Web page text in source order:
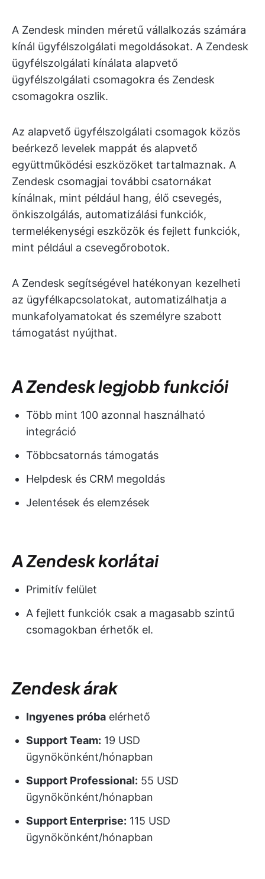
A Zendesk minden méretű vállalkozás számára
kínál ügyfélszolgálati megoldásokat. A Zendesk
ügyfélszolgálati kínálata alapvető
ügyfélszolgálati csomagokra és Zendesk
csomagokra oszlik.
Az alapvető ügyfélszolgálati csomagok közös
beérkező levelek mappát és alapvető
együttműködési eszközöket tartalmaznak. A
Zendesk csomagjai további csatornákat
kínálnak, mint például hang, élő csevegés,
önkiszolgálás, automatizálási funkciók,
termelékenységi eszközök és fejlett funkciók,
mint például a csevegőrobotok.
A Zendesk segítségével hatékonyan kezelheti
az ügyfélkapcsolatokat, automatizálhatja a
munkafolyamatokat és személyre szabott
támogatást nyújthat.
A Zendesk legjobb funkciói
Több mint 100 azonnal használható
integráció
Többcsatornás támogatás
Helpdesk és CRM megoldás
Jelentések és elemzések
A Zendesk korlátai
Primitív felület
A fejlett funkciók csak a magasabb szintű
csomagokban érhetők el.
Zendesk árak
Ingyenes próba elérhető
Support Team: 19 USD
ügynökönként/hónapban
Support Professional: 55 USD
ügynökönként/hónapban
Support Enterprise: 115 USD
ügynökönként/hónapban